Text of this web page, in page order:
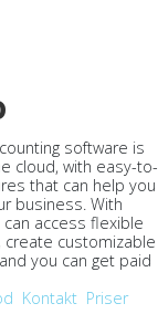
software is
cloud, with easy-to-
that can help you
business. With
can access flexible
create customizable
you can get paid
Kontakt Priser